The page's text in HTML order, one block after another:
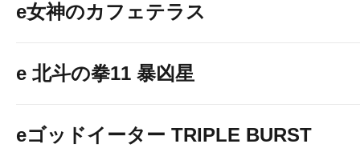
e女神のカフェテラス
e 北斗の拳11 暴凶星
eゴッドイーター TRIPLE BURST